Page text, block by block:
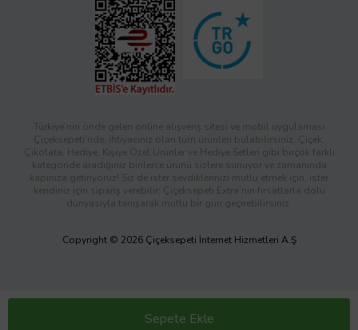
Sepete Ekle
Türkiye’nin önde gelen online alışveriş sitesi ve mobil uygulaması
Çiçeksepeti’nde, ihtiyacınız olan tüm ürünleri bulabilirsiniz. Çiçek,
Çikolata, Hediye, Kişiye Özel Ürünler ve Hediye Setleri gibi birçok farklı
kategoride aradığınız binlerce ürünü sizlere sunuyor ve zamanında
kapınıza getiriyoruz! Siz de ister sevdiklerinizi mutlu etmek için, ister
kendiniz için sipariş verebilir; Çiçeksepeti Extra’nın fırsatlarla dolu
dünyasıyla tanışarak mutlu bir gün geçirebilirsiniz.
Copyright © 2026 Çiçeksepeti İnternet Hizmetleri A.Ş